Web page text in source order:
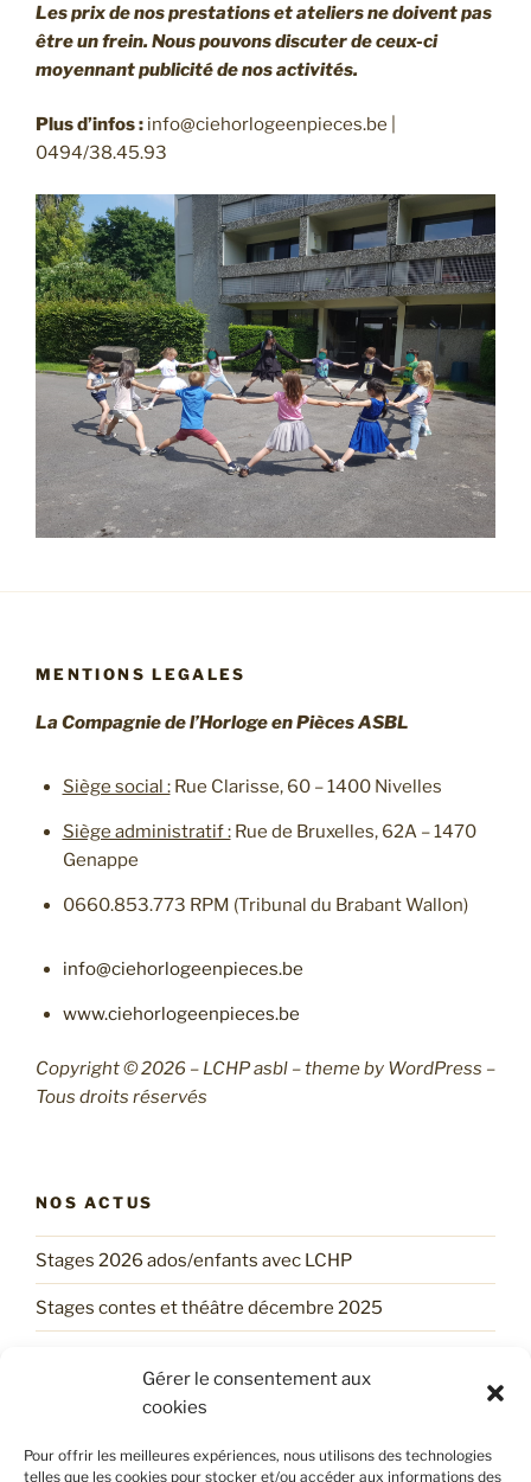
Gérer le consentement aux
cookies
Pour offrir les meilleures expériences, nous utilisons des technologies
telles que les cookies pour stocker et/ou accéder aux informations des
Les prix de nos prestations et ateliers ne doivent pas
être un frein. Nous pouvons discuter de ceux-ci
moyennant publicité de nos activités.
Plus d’infos : info@ciehorlogeenpieces.be |
0494/38.45.93
MENTIONS LEGALES
La Compagnie de l’Horloge en Pièces ASBL
Siège social :Rue Clarisse, 60 – 1400 Nivelles
Siège administratif :Rue de Bruxelles, 62A – 1470
Genappe
0660.853.773 RPM (Tribunal du Brabant Wallon)
info@ciehorlogeenpieces.be
www.ciehorlogeenpieces.be
Copyright © 2026 – LCHP asbl – theme by WordPress –
Tous droits réservés
NOS ACTUS
Stages 2026 ados/enfants avec LCHP
Stages contes et théâtre décembre 2025
Trouve ton Stage d’ÉTÉ avec LCHP !
Les services printaniers du LCHP !